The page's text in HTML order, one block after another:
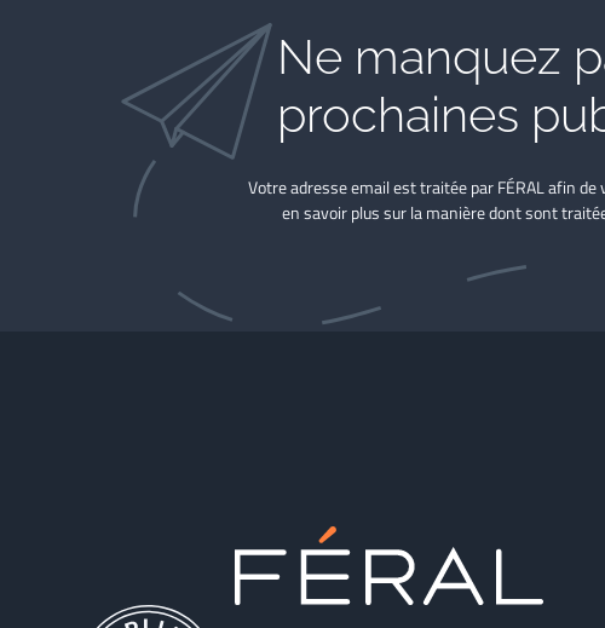
Ne manquez
prochaines
Votre adresse email est traitée par FÉRAL afin
en savoir plus sur la manière dont sont